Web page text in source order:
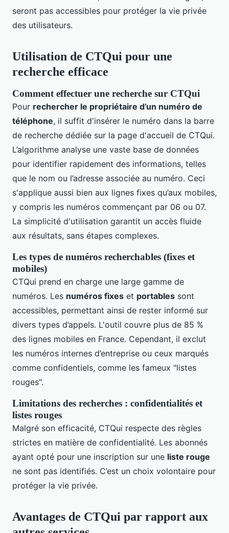
seront pas accessibles pour protéger la vie privée
des utilisateurs.
Utilisation de CTQui pour une
recherche efficace
Comment effectuer une recherche sur CTQui
Pour rechercher le propriétaire d’un numéro de
téléphone, il suffit d'insérer le numéro dans la barre
de recherche dédiée sur la page d'accueil de CTQui.
L’algorithme analyse une vaste base de données
pour identifier rapidement des informations, telles
que le nom ou l’adresse associée au numéro. Ceci
s'applique aussi bien aux lignes fixes qu’aux mobiles,
y compris les numéros commençant par 06 ou 07.
La simplicité d'utilisation garantit un accès fluide
aux résultats, sans étapes complexes.
Les types de numéros recherchables (fixes et
mobiles)
CTQui prend en charge une large gamme de
numéros. Les numéros fixes et portables sont
accessibles, permettant ainsi de rester informé sur
divers types d’appels. L'outil couvre plus de 85 %
des lignes mobiles en France. Cependant, il exclut
les numéros internes d’entreprise ou ceux marqués
comme confidentiels, comme les fameux "listes
rouges".
Limitations des recherches : confidentialités et
listes rouges
Malgré son efficacité, CTQui respecte des règles
strictes en matière de confidentialité. Les abonnés
ayant opté pour une inscription sur une liste rouge
ne sont pas identifiés. C’est un choix volontaire pour
protéger la vie privée.
Avantages de CTQui par rapport aux